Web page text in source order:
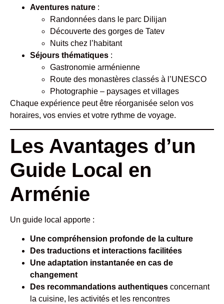
Aventures nature :
Randonnées dans le parc Dilijan
Découverte des gorges de Tatev
Nuits chez l’habitant
Séjours thématiques :
Gastronomie arménienne
Route des monastères classés à l’UNESCO
Photographie – paysages et villages
Chaque expérience peut être réorganisée selon vos
horaires, vos envies et votre rythme de voyage.
Les Avantages d’un
Guide Local en
Arménie
Un guide local apporte :
Une compréhension profonde de la culture
Des traductions et interactions facilitées
Une adaptation instantanée en cas de
changement
Des recommandations authentiques concernant
la cuisine, les activités et les rencontres